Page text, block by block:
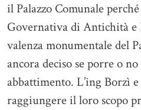
il Palazzo Comunale
Governativa di Antichità
valenza monumentale del
ancora deciso se porre o
abbattimento. L’ing Borzì
raggiungere il loro scopo